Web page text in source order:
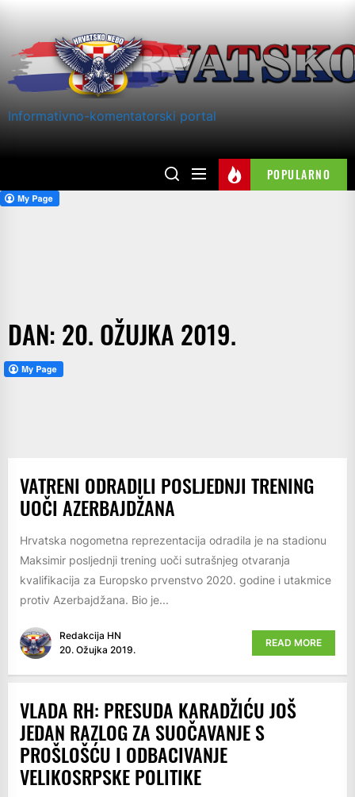
content
Informativno-komentatorski portal
POPULARNO
DAN: 20. OŽUJKA 2019.
VATRENI ODRADILI POSLJEDNJI TRENING
UOČI AZERBAJDŽANA
Hrvatska nogometna reprezentacija odradila je na stadionu
Maksimir posljednji trening uoči sutrašnjeg otvaranja
kvalifikacija za Europsko prvenstvo 2020. godine i utakmice
protiv Azerbajdžana. Bio je...
Redakcija HN
20. Ožujka 2019.
READ MORE
VLADA RH: PRESUDA KARADŽIĆU JOŠ
JEDAN RAZLOG ZA SUOČAVANJE S
PROŠLOŠĆU I ODBACIVANJE
VELIKOSRPSKE POLITIKE